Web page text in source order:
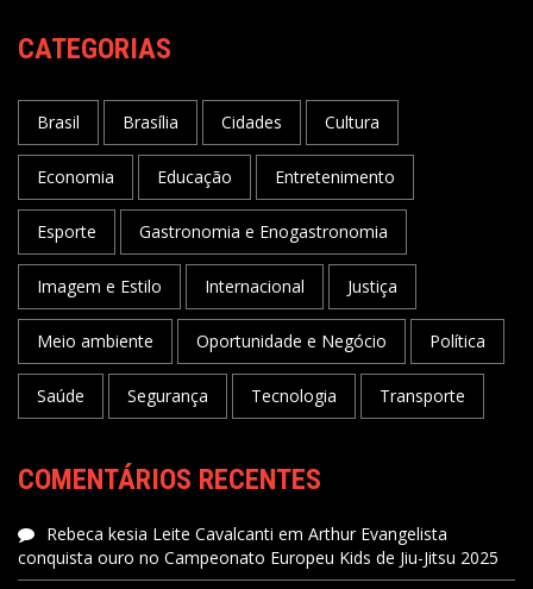
CATEGORIAS
Brasil Brasília Cidades Cultura
Economia Educação Entretenimento
Esporte Gastronomia e Enogastronomia
Imagem e Estilo Internacional Justiça
Meio ambiente Oportunidade e Negócio Política
Saúde Segurança Tecnologia Transporte
COMENTÁRIOS RECENTES
Rebeca kesia Leite Cavalcanti em Arthur Evangelista
conquista ouro no Campeonato Europeu Kids de Jiu-Jitsu 2025